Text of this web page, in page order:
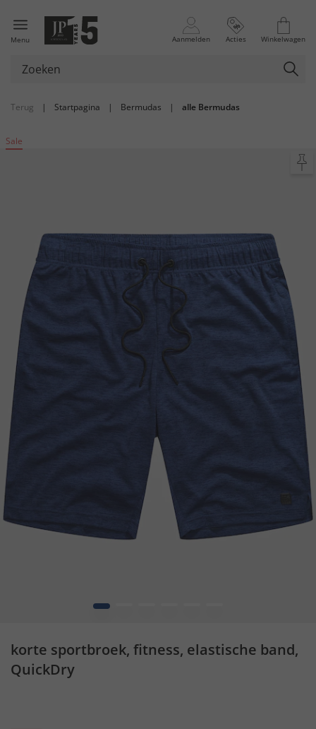
Menu Aanmelden Acties Winkelwagen
Terug | Startpagina | Bermudas | alle Bermudas
Sale
1
korte sportbroek, fitness, elastische band,
QuickDry